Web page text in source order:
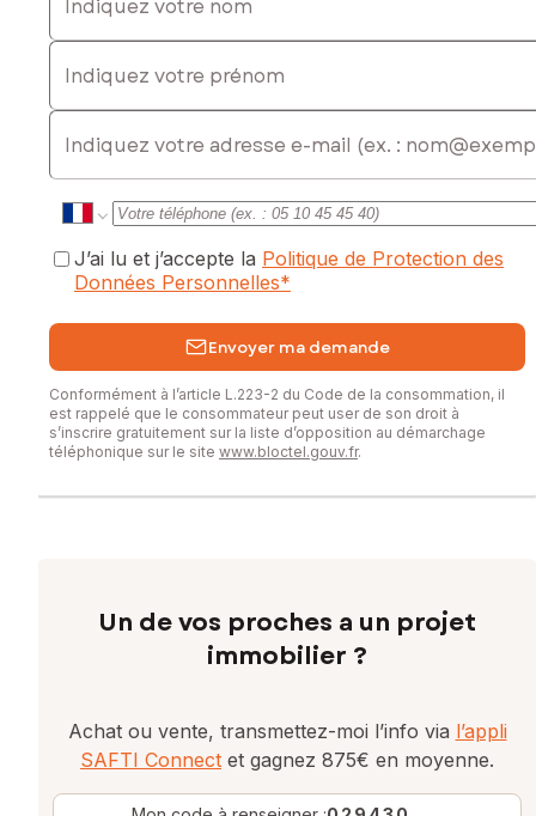
Renseignements, informations et visites 7 jours sur 7 /
appelez-moi : 06 78 65 05 05 .
Située dans un village avec école et petits commerces dont
charme de 235m2 du 13ème siècle avec ses voutes sur un
Transports depuis Mantes : SNCF ligne ’’J’’ Paris Saint-
Lazare en 40mn. RER ’’E’’ (début 2027) jusqu’ à la défense
Copyright © EI Philippe Néchab SAFTI immobilier
Les informations sur les risques auxquels ce bien est
exposé sont disponibles sur le site Géorisques :
www.georisques.gouv.fr
numéro 824 676 803
Indiquez votre prénom
E-mail
J’ai lu et j’accepte la Politique de Protection des
Données Personnelles*
Envoyer ma demande
Conformément à l’article L.223-2 du Code de la consommation, il
est rappelé que le consommateur peut user de son droit à
s’inscrire gratuitement sur la liste d’opposition au démarchage
téléphonique sur le site www.bloctel.gouv.fr.
Un de vos proches a un projet
immobilier ?
Achat ou vente, transmettez-moi l’info via l’appli
SAFTI Connect et gagnez 875€ en moyenne.